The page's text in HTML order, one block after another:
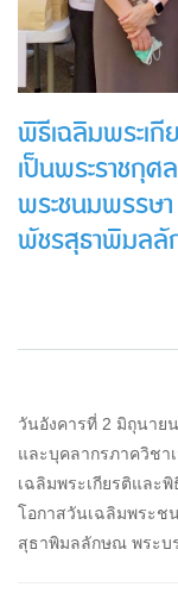
พิธีเฉลิมพระเ
เป็นพระราชกุศ
พระชนมพรรษา
พัชรสุธาพิมลลั
วันอังคารที่ 2 มิถุนาย
และบุคลากรภาควิชา
เฉลิมพระเกียรติและ
โอกาสวันเฉลิมพระช
สุธาพิมลลักษณ พระบ